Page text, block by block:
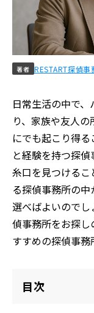
著者 RESTART探偵事
日常生活の中で
り、家族や友人
にでも起こり得
と経験を持つ探
糸口を見つける
る探偵事務所の
選べばよいので
偵事務所をお探
すすめの探偵事務
目次